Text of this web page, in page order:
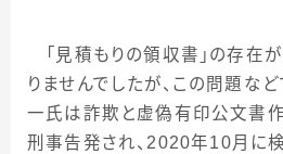
「見積もりの領収書」の存在
りませんでしたが、この問題な
一氏は詐欺と虚偽有印公文書
刑事告発され、 2020年10月に